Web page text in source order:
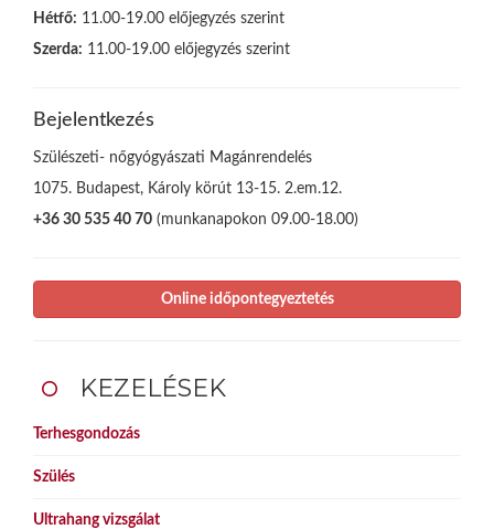
Hétfő: 11.00-19.00 előjegyzés szerint
Szerda: 11.00-19.00 előjegyzés szerint
Bejelentkezés
Szülészeti- nőgyógyászati Magánrendelés
1075. Budapest, Károly körút 13-15. 2.em.12.
+36 30 535 40 70 (munkanapokon 09.00-18.00)
Online időpontegyeztetés
KEZELÉSEK
Terhesgondozás
Szülés
Ultrahang vizsgálat